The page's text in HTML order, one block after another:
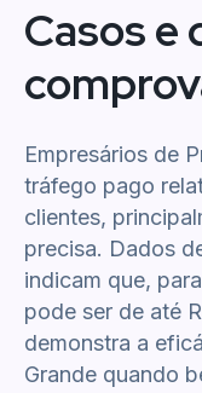
Casos e
Empresários de
tráfego pago
clientes,
precisa. Dados
indicam que,
pode ser de até
demonstra a
Grande quando